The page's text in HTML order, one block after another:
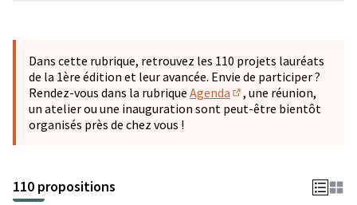
−
Dans cette rubrique, retrouvez les 110 projets lauréats
de la 1ère édition et leur avancée. Envie de participer ?
Rendez-vous dans la rubrique Agenda
(S'ouvre dans un
, une réunion,
un atelier ou une inauguration sont peut-être bientôt
organisés près de chez vous !
110 propositions